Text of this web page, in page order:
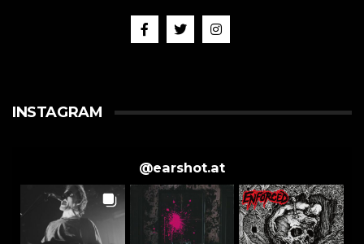
INSTAGRAM
@earshot.at